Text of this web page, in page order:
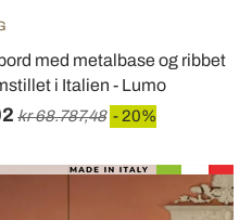
med metalbase og ribbet
i Italien - Lumo
kr 68.787,48 - 20%